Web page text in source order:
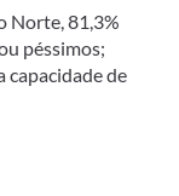
Norte, 81,3%
péssimos;
capacidade de